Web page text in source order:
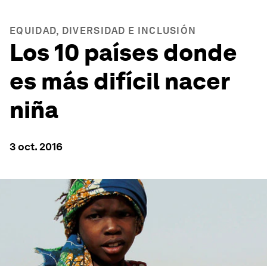
EQUIDAD, DIVERSIDAD E INCLUSIÓN
Los 10 países donde
es más difícil nacer
niña
3 oct. 2016